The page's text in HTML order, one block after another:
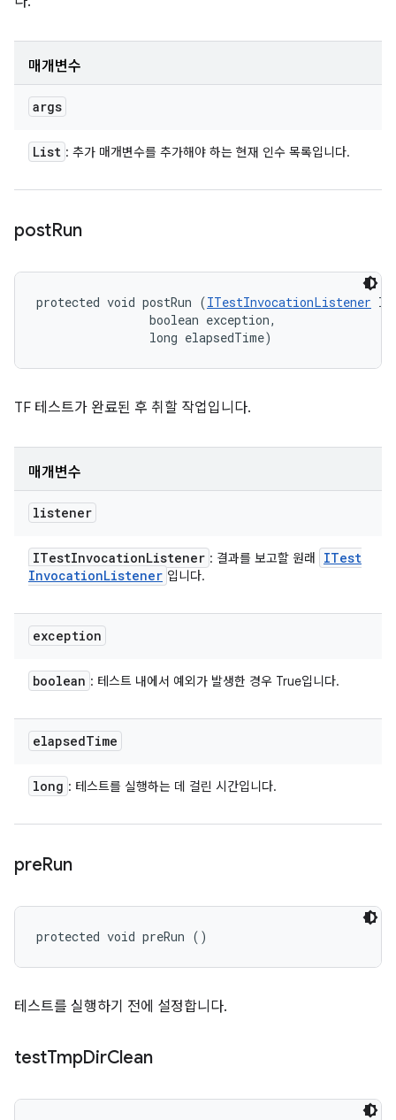
매개변수
args
List : 추가 매개변수를 추가해야 하는 현재 인수 목록입니다.
postRun
protected void postRun (ITestInvocationListener
                boolean exception,
                long elapsedTime)
TF 테스트가 완료된 후 취할 작업입니다.
매개변수
listener
ITestInvocationListener : 결과를 보고할 원래
ITest
InvocationListener 입니다.
exception
boolean : 테스트 내에서 예외가 발생한 경우 True입니다.
elapsedTime
long : 테스트를 실행하는 데 걸린 시간입니다.
preRun
protected void preRun ()
테스트를 실행하기 전에 설정합니다.
testTmpDirClean